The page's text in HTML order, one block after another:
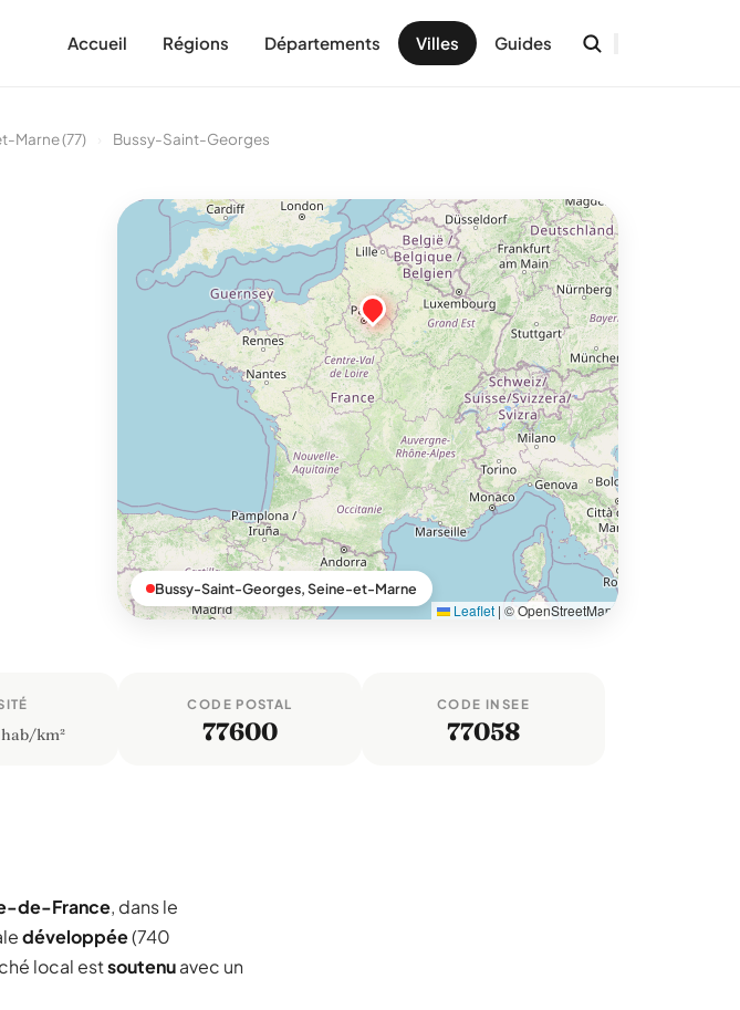
Accueil Régions Départements Villes Guides
Marne (77) Bussy-Saint-Georges
Leaflet | © OpenStreetMap
Bussy-Saint-Georges, Seine-et-Marne
hab/km²
CODE POSTAL
77600
CODE INSEE
77058
de-France, dans le
développée(740
local estsoutenuavec un